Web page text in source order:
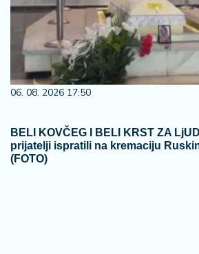
06. 08. 2026 17:50
BELI KOVČEG I BELI KRST ZA
prijatelji ispratili na kremaciju
(FOTO)